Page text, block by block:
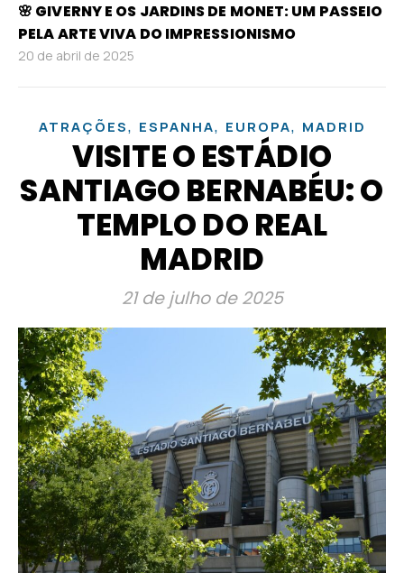
🌸 GIVERNY E OS JARDINS DE MONET: UM PASSEIO
PELA ARTE VIVA DO IMPRESSIONISMO
20 de abril de 2025
ATRAÇÕES, ESPANHA, EUROPA, MADRID
VISITE O ESTÁDIO
SANTIAGO BERNABÉU: O
TEMPLO DO REAL
MADRID
21 de julho de 2025